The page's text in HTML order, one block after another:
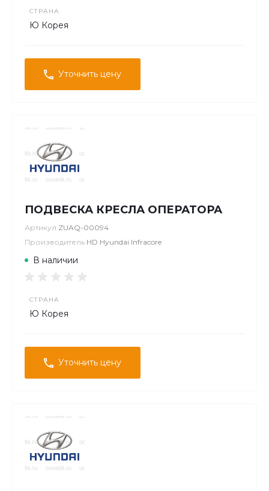
СТРАНА
Ю Корея
Уточнить цену
ПОДВЕСКА КРЕСЛА ОПЕРАТОРА
Артикул ZUAQ-00094
Производитель HD Hyundai Infracore
В наличии
СТРАНА
Ю Корея
Уточнить цену